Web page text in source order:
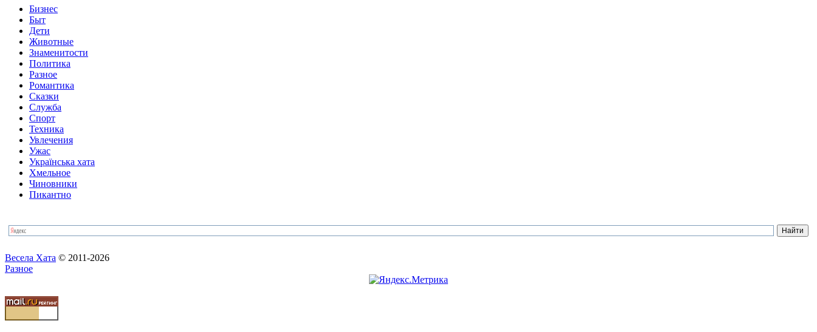
Бизнес
Быт
Дети
Животные
Знаменитости
Политика
Разное
Романтика
Сказки
Служба
Спорт
Техника
Увлечения
Ужас
Українська хата
Хмельное
Чиновники
Пикантно
Весела Хата © 2011-2026
Разное